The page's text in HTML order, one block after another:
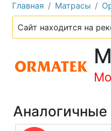
Главная Матрасы
Сайт находится на